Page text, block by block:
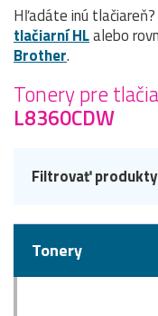
Hľadáte inú
tlačiarní HLalebo
Brother.
Tonery pre
L8360CDW
Filtrovať produkty
Tonery